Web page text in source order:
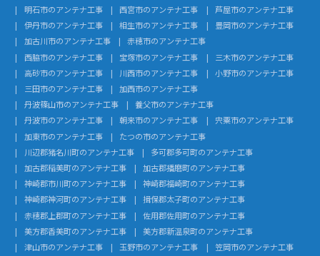
明石市のアンテナ工事
西宮市のアンテナ工事
芦屋市のアンテナ工事
伊丹市のアンテナ工事
相生市のアンテナ工事
豊岡市のアンテナ工事
加古川市のアンテナ工事
赤穂市のアンテナ工事
西脇市のアンテナ工事
宝塚市のアンテナ工事
三木市のアンテナ工事
高砂市のアンテナ工事
川西市のアンテナ工事
小野市のアンテナ工事
三田市のアンテナ工事
加西市のアンテナ工事
丹波篠山市のアンテナ工事
養父市のアンテナ工事
丹波市のアンテナ工事
朝来市のアンテナ工事
宍粟市のアンテナ工事
加東市のアンテナ工事
たつの市のアンテナ工事
川辺郡猪名川町のアンテナ工事
多可郡多可町のアンテナ工事
加古郡稲美町のアンテナ工事
加古郡播磨町のアンテナ工事
神崎郡市川町のアンテナ工事
神崎郡福崎町のアンテナ工事
神崎郡神河町のアンテナ工事
揖保郡太子町のアンテナ工事
赤穂郡上郡町のアンテナ工事
佐用郡佐用町のアンテナ工事
美方郡香美町のアンテナ工事
美方郡新温泉町のアンテナ工事
津山市のアンテナ工事
玉野市のアンテナ工事
笠岡市のアンテナ工事